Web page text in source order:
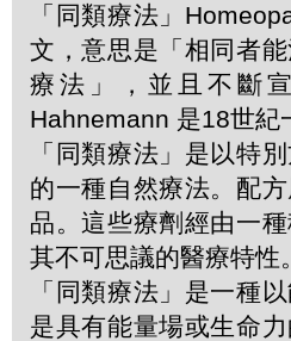
「同類療法」
文，意思是「相同者
療法」，並且不斷
Hahnemann 是18世紀
「同類療法」是以特
的一種自然療法。配
品。這些療劑經由一
其不可思議的醫療特性。
「同類療法」是一種
是具有能量場或生命